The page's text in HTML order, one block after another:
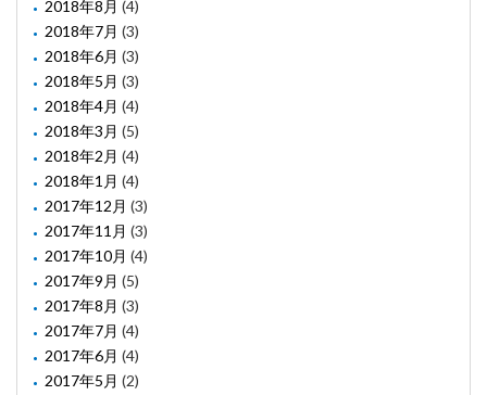
2018年8月 (4)
2018年7月 (3)
2018年6月 (3)
2018年5月 (3)
2018年4月 (4)
2018年3月 (5)
2018年2月 (4)
2018年1月 (4)
2017年12月 (3)
2017年11月 (3)
2017年10月 (4)
2017年9月 (5)
2017年8月 (3)
2017年7月 (4)
2017年6月 (4)
2017年5月 (2)